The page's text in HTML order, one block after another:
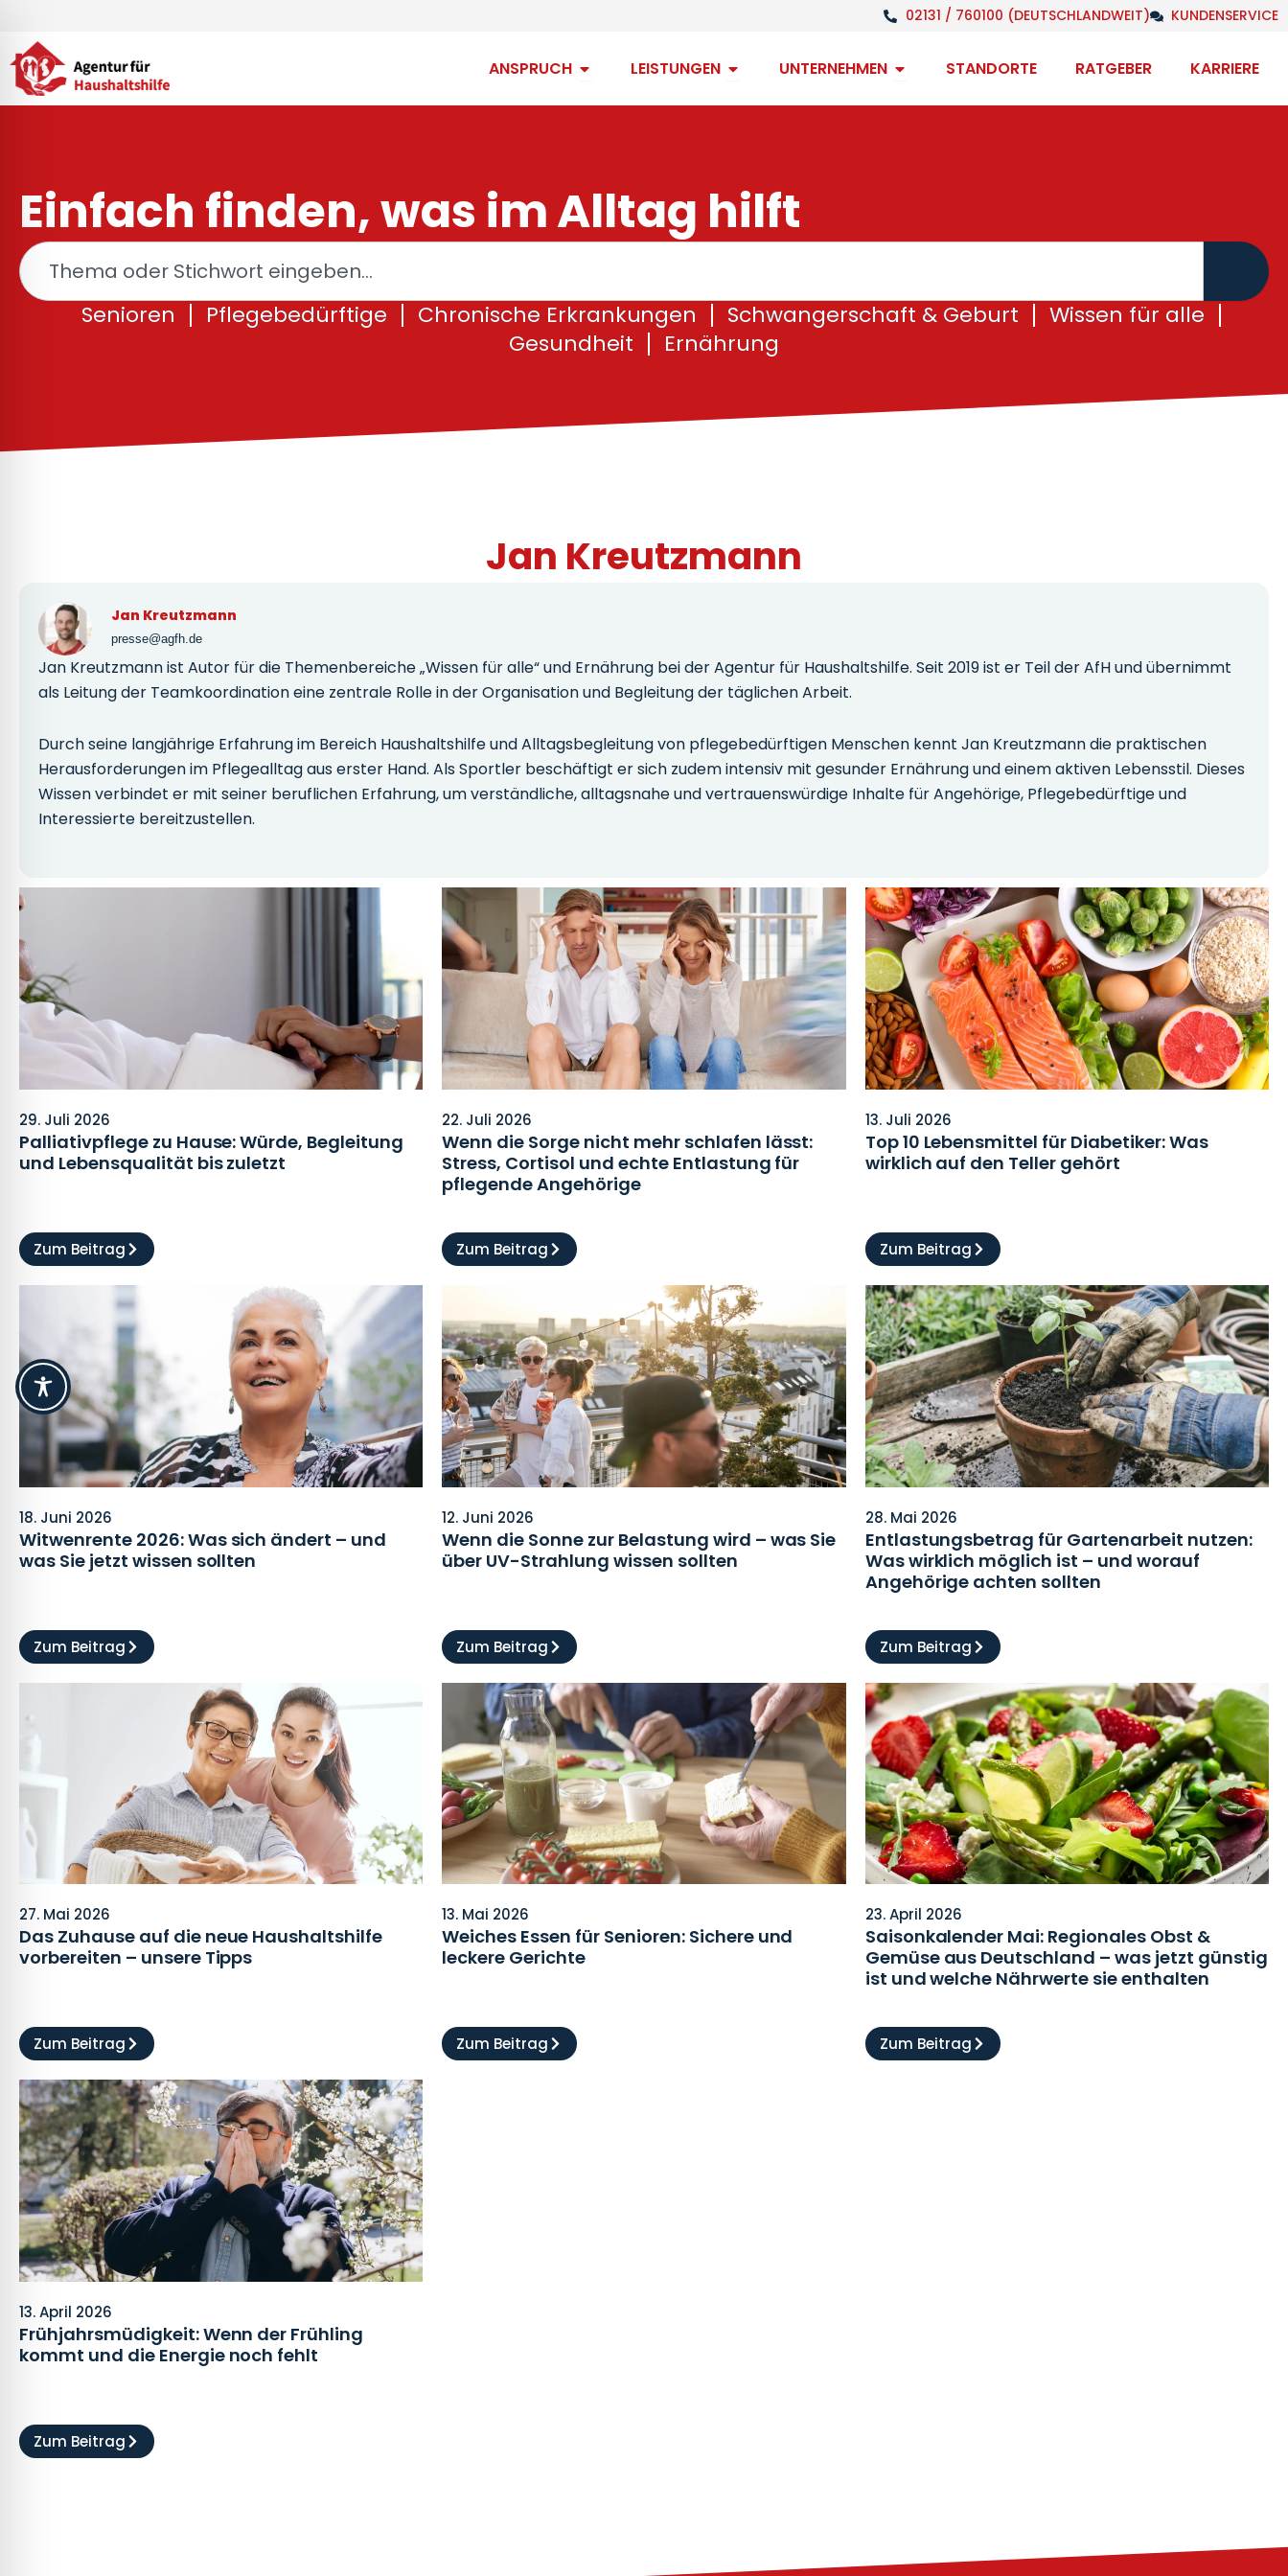
Inhalt
springen
02131 / 760100 (DEUTSCHLANDWEIT) KUNDENSERVICE
ANSPRUCH Open Anspruch
LEISTUNGEN Open Leistungen
UNTERNEHMEN Open Unternehmen
STANDORTE RATGEBER KARRIERE
Einfach finden, was im Alltag hilft
Suche
Senioren Pflegebedürftige Chronische Erkrankungen Schwangerschaft & Geburt
Wissen für alle
Gesundheit
Ernährung
Jan Kreutzmann
Jan Kreutzmann
presse@agfh.de
Jan Kreutzmann ist Autor für die Themenbereiche „Wissen für alle“ und Ernährung bei der Agentur für Haushaltshilfe. Seit 2019 ist er Teil der AfH und übernimmt
als Leitung der Teamkoordination eine zentrale Rolle in der Organisation und Begleitung der täglichen Arbeit.
Durch seine langjährige Erfahrung im Bereich Haushaltshilfe und Alltagsbegleitung von pflegebedürftigen Menschen kennt Jan Kreutzmann die praktischen
Herausforderungen im Pflegealltag aus erster Hand. Als Sportler beschäftigt er sich zudem intensiv mit gesunder Ernährung und einem aktiven Lebensstil. Dieses
Wissen verbindet er mit seiner beruflichen Erfahrung, um verständliche, alltagsnahe und vertrauenswürdige Inhalte für Angehörige, Pflegebedürftige und
Interessierte bereitzustellen.
29. Juli 2026
Palliativpflege zu Hause: Würde, Begleitung
und Lebensqualität bis zuletzt
Zum Beitrag
22. Juli 2026
Wenn die Sorge nicht mehr schlafen lässt:
Stress, Cortisol und echte Entlastung für
pflegende Angehörige
Zum Beitrag
13. Juli 2026
Top 10 Lebensmittel für Diabetiker: Was
wirklich auf den Teller gehört
Zum Beitrag
18. Juni 2026
Witwenrente 2026: Was sich ändert – und
was Sie jetzt wissen sollten
Zum Beitrag
12. Juni 2026
Wenn die Sonne zur Belastung wird – was Sie
über UV-Strahlung wissen sollten
Zum Beitrag
28. Mai 2026
Entlastungsbetrag für Gartenarbeit nutzen:
Was wirklich möglich ist – und worauf
Angehörige achten sollten
Zum Beitrag
27. Mai 2026
Das Zuhause auf die neue Haushaltshilfe
vorbereiten – unsere Tipps
Zum Beitrag
13. Mai 2026
Weiches Essen für Senioren: Sichere und
leckere Gerichte
Zum Beitrag
23. April 2026
Saisonkalender Mai: Regionales Obst &
Gemüse aus Deutschland – was jetzt günstig
ist und welche Nährwerte sie enthalten
Zum Beitrag
13. April 2026
Frühjahrsmüdigkeit: Wenn der Frühling
kommt und die Energie noch fehlt
Zum Beitrag